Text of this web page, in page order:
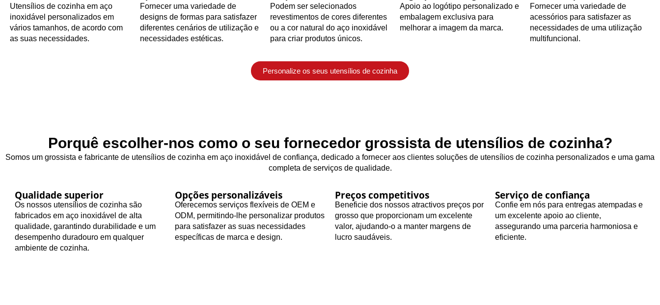
Utensílios de cozinha em aço
inoxidável personalizados em
vários tamanhos, de acordo com
as suas necessidades.
Fornecer uma variedade de
designs de formas para satisfazer
diferentes cenários de utilização e
necessidades estéticas.
Podem ser selecionados
revestimentos de cores diferentes
ou a cor natural do aço inoxidável
para criar produtos únicos.
Apoio ao logótipo personalizado e
embalagem exclusiva para
melhorar a imagem da marca.
Fornecer uma variedade de
acessórios para satisfazer as
necessidades de uma utilização
multifuncional.
Personalize os seus utensílios de cozinha
Porquê escolher-nos como o seu fornecedor grossista de utensílios de cozinha?
Somos um grossista e fabricante de utensílios de cozinha em aço inoxidável de confiança, dedicado a fornecer aos clientes soluções de utensílios de cozinha personalizados e uma gama
completa de serviços de qualidade.
Qualidade superior
Os nossos utensílios de cozinha são
fabricados em aço inoxidável de alta
qualidade, garantindo durabilidade e um
desempenho duradouro em qualquer
ambiente de cozinha.
Opções personalizáveis
Oferecemos serviços flexíveis de OEM e
ODM, permitindo-lhe personalizar produtos
para satisfazer as suas necessidades
específicas de marca e design.
Preços competitivos
Beneficie dos nossos atractivos preços por
grosso que proporcionam um excelente
valor, ajudando-o a manter margens de
lucro saudáveis.
Serviço de confiança
Confie em nós para entregas atempadas e
um excelente apoio ao cliente,
assegurando uma parceria harmoniosa e
eficiente.